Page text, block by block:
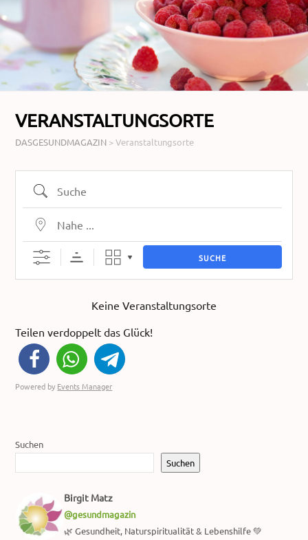
VERANSTALTUNGSORTE
DASGESUNDMAGAZIN >Veranstaltungsorte
Suche
Nahe ...
SUCHE
Keine Veranstaltungsorte
Teilen verdoppelt das Glück!
Powered by Events Manager
Suchen
Suchen
Birgit Matz
@gesundmagazin
🌿 Gesundheit, Naturspiritualität & Lebenshilfe 💚